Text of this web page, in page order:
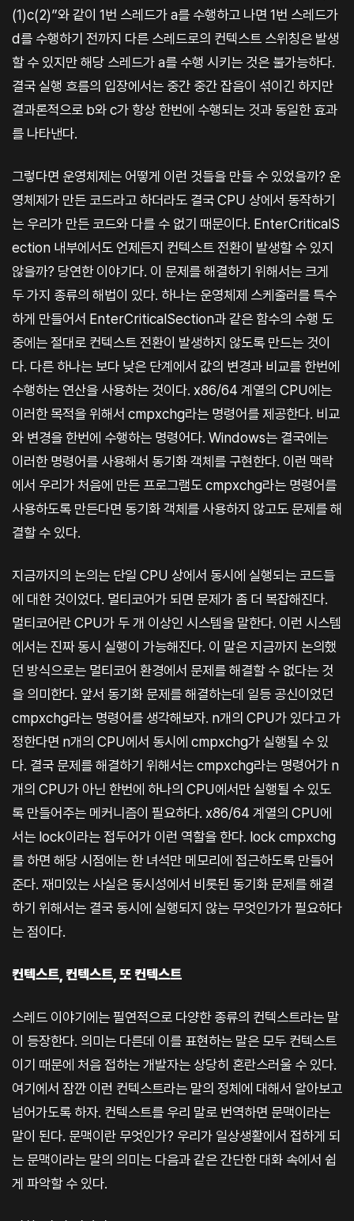
(1)c(2)”와 같이 1번 스레드가 a를 수행하고 나면 1번 스레드가
d를 수행하기 전까지 다른 스레드로의 컨텍스트 스위칭은 발생
할 수 있지만 해당 스레드가 a를 수행 시키는 것은 불가능하다.
결국 실행 흐름의 입장에서는 중간 중간 잡음이 섞이긴 하지만
결과론적으로 b와 c가 항상 한번에 수행되는 것과 동일한 효과
를 나타낸다.
그렇다면 운영체제는 어떻게 이런 것들을 만들 수 있었을까? 운
영체제가 만든 코드라고 하더라도 결국 CPU 상에서 동작하기
는 우리가 만든 코드와 다를 수 없기 때문이다. EnterCriticalS
ection 내부에서도 언제든지 컨텍스트 전환이 발생할 수 있지
않을까? 당연한 이야기다. 이 문제를 해결하기 위해서는 크게
두 가지 종류의 해법이 있다. 하나는 운영체제 스케줄러를 특수
하게 만들어서 EnterCriticalSection과 같은 함수의 수행 도
중에는 절대로 컨텍스트 전환이 발생하지 않도록 만드는 것이
다. 다른 하나는 보다 낮은 단계에서 값의 변경과 비교를 한번에
수행하는 연산을 사용하는 것이다. x86/64 계열의 CPU에는
이러한 목적을 위해서 cmpxchg라는 명령어를 제공한다. 비교
와 변경을 한번에 수행하는 명령어다. Windows는 결국에는
이러한 명령어를 사용해서 동기화 객체를 구현한다. 이런 맥락
에서 우리가 처음에 만든 프로그램도 cmpxchg라는 명령어를
사용하도록 만든다면 동기화 객체를 사용하지 않고도 문제를 해
결할 수 있다.
지금까지의 논의는 단일 CPU 상에서 동시에 실행되는 코드들
에 대한 것이었다. 멀티코어가 되면 문제가 좀 더 복잡해진다.
멀티코어란 CPU가 두 개 이상인 시스템을 말한다. 이런 시스템
에서는 진짜 동시 실행이 가능해진다. 이 말은 지금까지 논의했
던 방식으로는 멀티코어 환경에서 문제를 해결할 수 없다는 것
을 의미한다. 앞서 동기화 문제를 해결하는데 일등 공신이었던
cmpxchg라는 명령어를 생각해보자. n개의 CPU가 있다고 가
정한다면 n개의 CPU에서 동시에 cmpxchg가 실행될 수 있
다. 결국 문제를 해결하기 위해서는 cmpxchg라는 명령어가 n
개의 CPU가 아닌 한번에 하나의 CPU에서만 실행될 수 있도
록 만들어주는 메커니즘이 필요하다. x86/64 계열의 CPU에
서는 lock이라는 접두어가 이런 역할을 한다. lock cmpxchg
를 하면 해당 시점에는 한 녀석만 메모리에 접근하도록 만들어
준다. 재미있는 사실은 동시성에서 비롯된 동기화 문제를 해결
하기 위해서는 결국 동시에 실행되지 않는 무엇인가가 필요하다
는 점이다.
컨텍스트, 컨텍스트, 또 컨텍스트
스레드 이야기에는 필연적으로 다양한 종류의 컨텍스트라는 말
이 등장한다. 의미는 다른데 이를 표현하는 말은 모두 컨텍스트
이기 때문에 처음 접하는 개발자는 상당히 혼란스러울 수 있다.
여기에서 잠깐 이런 컨텍스트라는 말의 정체에 대해서 알아보고
넘어가도록 하자. 컨텍스트를 우리 말로 번역하면 문맥이라는
말이 된다. 문맥이란 무엇인가? 우리가 일상생활에서 접하게 되
는 문맥이라는 말의 의미는 다음과 같은 간단한 대화 속에서 쉽
게 파악할 수 있다.